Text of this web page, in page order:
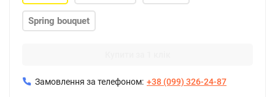
Spring bouquet
Замовлення за телефоном: +38 (099) 326-24-87